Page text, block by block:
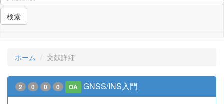
検索
ホーム 文献詳細
2 0 0 0 OA GNSS/INS入門